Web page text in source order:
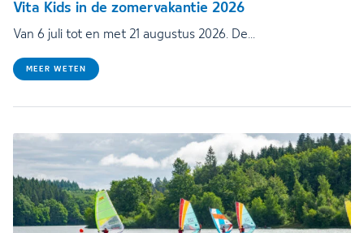
Vita Kids in de zomervakantie 2026
Van 6 juli tot en met 21 augustus 2026. De…
MEER WETEN